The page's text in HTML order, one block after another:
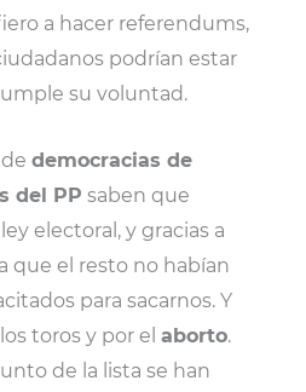
a hacer referendums,
podrían estar
su voluntad.
democracias de
del PP saben que
electoral, y gracias a
que el resto no habían
para sacarnos. Y
toros y por el aborto.
de la lista se han